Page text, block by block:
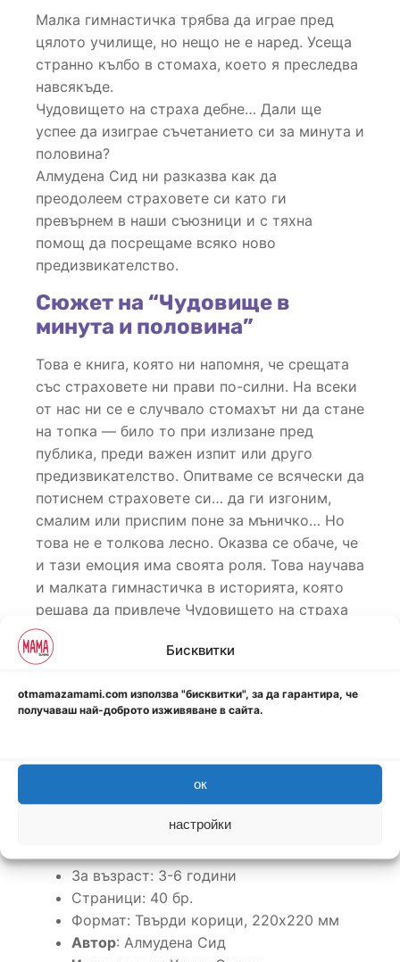
Бисквитки
otmamazamami.com използва "бисквитки", за да гарантира, че
получаваш най-доброто изживяване в сайта.
ок
настройки
Малка гимнастичка трябва да играе пред
цялото училище, но нещо не е наред. Усеща
странно кълбо в стомаха, което я преследва
навсякъде.
Чудовището на страха дебне… Дали ще
успее да изиграе съчетанието си за минута и
половина?
Алмудена Сид ни разказва как да
преодолеем страховете си като ги
превърнем в наши съюзници и с тяхна
помощ да посрещаме всяко ново
предизвикателство.
Сюжет на “Чудовище в
минута и половина”
Това е книга, която ни напомня, че срещата
със страховете ни прави по-силни. На всеки
от нас ни се е случвало стомахът ни да стане
на топка — било то при излизане пред
публика, преди важен изпит или друго
предизвикателство. Опитваме се всячески да
потиснем страховете си… да ги изгоним,
смалим или приспим поне за мъничко… Но
това не е толкова лесно. Оказва се обаче, че
и тази емоция има своята роля. Това научава
и малката гимнастичка в историята, която
решава да привлече Чудовището на страха
на своя страна.
Написана от световноизвестна състезателка
по художествена гимнастика, “Чудовище в
минута и половина” показва на децата, че на
отърсим от страховете си и да ги обърнем в
своя полза.
За възраст: 3-6 години
Страници: 40 бр.
Формат: Твърди корици, 220х220 мм
Автор: Алмудена Сид